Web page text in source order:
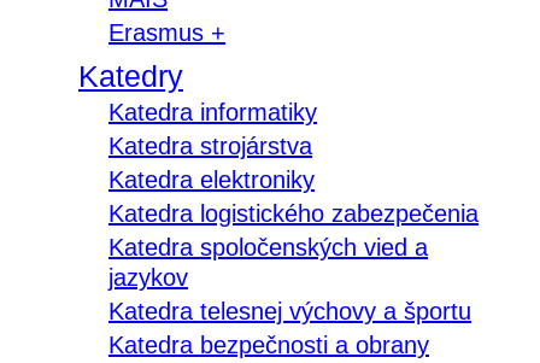
Erasmus +
Katedry
Katedra informatiky
Katedra strojárstva
Katedra elektroniky
Katedra logistického zabezpečenia
Katedra spoločenských vied a
jazykov
Katedra telesnej výchovy a športu
Katedra bezpečnosti a obrany